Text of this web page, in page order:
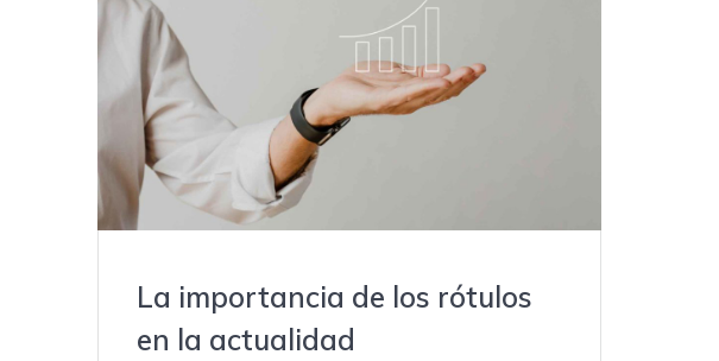
La importancia de los rótulos
en la actualidad